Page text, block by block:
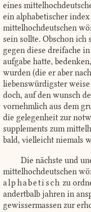
eines
ein alphabetischer
mittelhochdeutschen
sein sollte. Obschon ich
gegen diese dreifache
aufgabe hatte,
wurden (die er aber
liebenswürdigster
doch, auf den wunsch
vornehmlich aus dem
die gelegenheit zur
supplements zum
bald, vielleicht niemals
Die nächste und
mittelhochdeutschen
alphabetisch zu
andertbalb jahren in
gewissermassen zur